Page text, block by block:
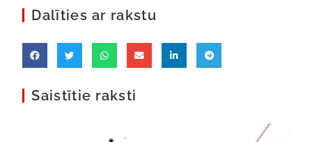
Dalīties ar rakstu
Saistītie raksti